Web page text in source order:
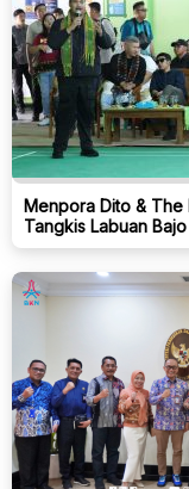
Menpora Dito & The
Tangkis Labuan Bajo